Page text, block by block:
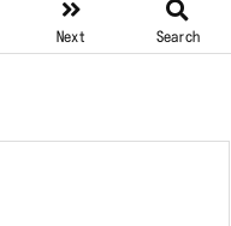
Next Search